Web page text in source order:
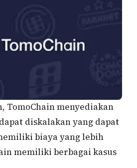
TomoChain menyediakan
diskalakan yang dapat
biaya yang lebih
memiliki berbagai kasus